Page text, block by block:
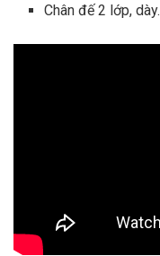
Chân đế 2 lớp, dày.